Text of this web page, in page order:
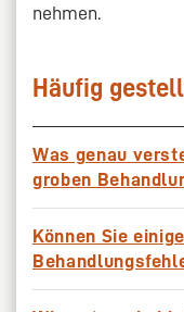
nehmen.
Häufig
Was genau
groben
schwerwiegender
Erkenntnisse. Er
Können Sie